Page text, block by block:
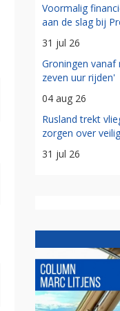
Voormalig
aan de slag bij
31 jul 26
Groningen vanaf
zeven uur rijden'
04 aug 26
Rusland trekt
zorgen over
31 jul 26